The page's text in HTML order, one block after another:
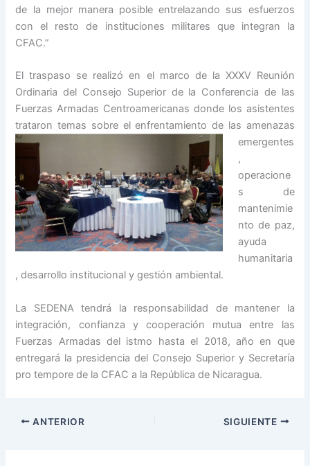
de la mejor manera posible entrelazando sus esfuerzos
con el resto de instituciones militares que integran la
CFAC.”
El traspaso se realizó en el marco de la XXXV Reunión
Ordinaria del Consejo Superior de la Conferencia de las
Fuerzas Armadas Centroamericanas donde los asistentes
trataron temas sobre elenfrentamiento de las amenazas
emergentes
,
operacione
s de
mantenimie
nto de paz,
ayuda
humanitaria
, desarrollo institucional y gestión ambiental.
La SEDENA tendrá la responsabilidad de mantener la
integración, confianza y cooperación mutua entre las
Fuerzas Armadas del istmo hasta el 2018, año en que
entregará la presidencia del Consejo Superior y Secretaría
pro tempore de la CFAC a la República de Nicaragua.
ANTERIOR SIGUIENTE